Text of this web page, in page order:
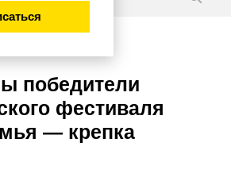
победители
фестиваля
— крепка